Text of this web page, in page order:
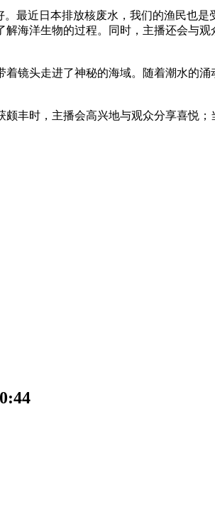
最近日本排放核废水，我们的渔民也
海洋生物的过程。同时，主播还会与
镜头走进了神秘的海域。随着潮水
丰时，主播会高兴地与观众分享喜悦